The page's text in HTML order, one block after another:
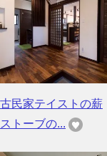
古民家テイストの薪
ストーブの...